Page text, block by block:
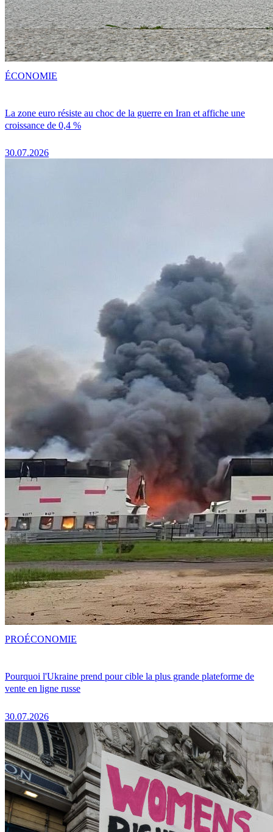
La zone euro résiste au choc de la guerre en Iran et affiche une
croissance de 0,4 %
30.07.2026
ÉCONOMIE
Pourquoi l'Ukraine prend pour cible la plus grande plateforme de
vente en ligne russe
30.07.2026
PROÉCONOMIE